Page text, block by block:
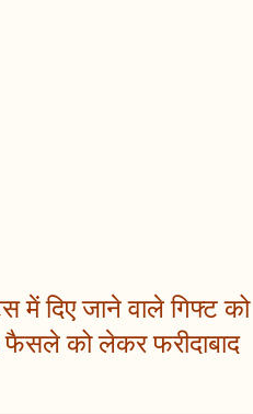
में दिए जाने वाले गिफ्ट को
को लेकर फरीदाबाद